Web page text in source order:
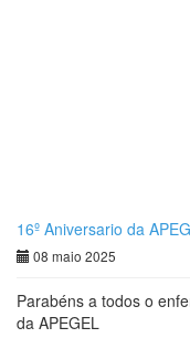
16º Aniversario da
08 maio 2025
Parabéns a todos o
da APEGEL